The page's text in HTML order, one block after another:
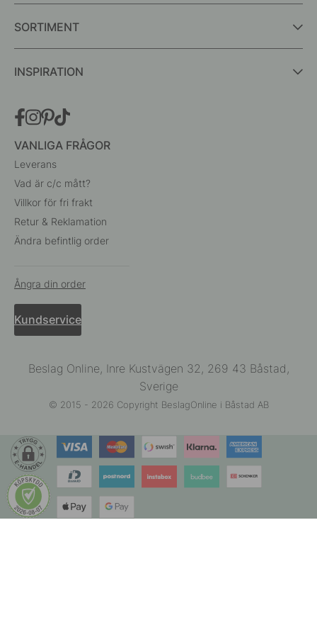
SORTIMENT
INSPIRATION
VANLIGA FRÅGOR
Leverans
Vad är c/c mått?
Villkor för fri frakt
Retur & Reklamation
Ändra befintlig order
Ångra din order
Kundservice
Beslag Online, Inre Kustvägen 32, 269 43 Båstad,
Sverige
© 2015 - 2026 Copyright BeslagOnline i Båstad AB